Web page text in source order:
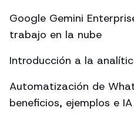
Google Gemini
trabajo en la nube
Introducción a la
Automatización de
beneficios, ejemplos e IA